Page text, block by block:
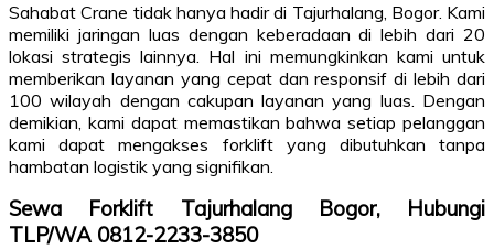
Sahabat Crane tidak hanya hadir di Tajurhalang, Bogor. Kami
memiliki jaringan luas dengan keberadaan di lebih dari 20
lokasi strategis lainnya. Hal ini memungkinkan kami untuk
memberikan layanan yang cepat dan responsif di lebih dari
100 wilayah dengan cakupan layanan yang luas. Dengan
demikian, kami dapat memastikan bahwa setiap pelanggan
kami dapat mengakses forklift yang dibutuhkan tanpa
hambatan logistik yang signifikan.
Sewa Forklift Tajurhalang Bogor, Hubungi
TLP/WA 0812-2233-3850